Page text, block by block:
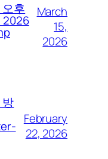
후
2026
March
15,
2026
February
22, 2026